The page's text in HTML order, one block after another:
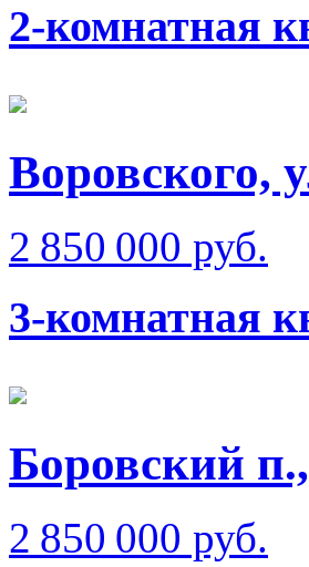
2-комнатная
Воровского,
2 850 000 руб.
3-комнатная
Боровский
2 850 000 руб.